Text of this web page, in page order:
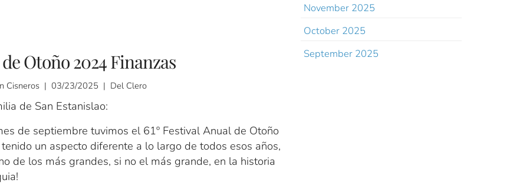
Otoño 2024 Finanzas
Cisneros | 03/23/2025 | Del Clero
de San Estanislao:
de septiembre tuvimos el 61º Festival Anual de Otoño
un aspecto diferente a lo largo de todos esos años,
de los más grandes, si no el más grande, en la historia
November 2025
October 2025
September 2025